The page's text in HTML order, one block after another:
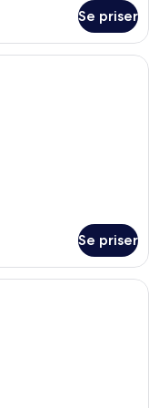
Se priser
av topp kvalitet, minibar,
Se priser
| Sengetøy av topp